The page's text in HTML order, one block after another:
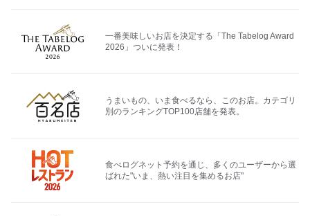
一番美味しいお店を決定する「The Tabelog Award
2026」ついに発表！
うまいもの、いま食べるなら、このお店。カテゴリ
別のランキングTOP100店舗を発表。
食べログネット予約を通じ、多くのユーザーから選
ばれた"いま、熱い注目を集めるお店"